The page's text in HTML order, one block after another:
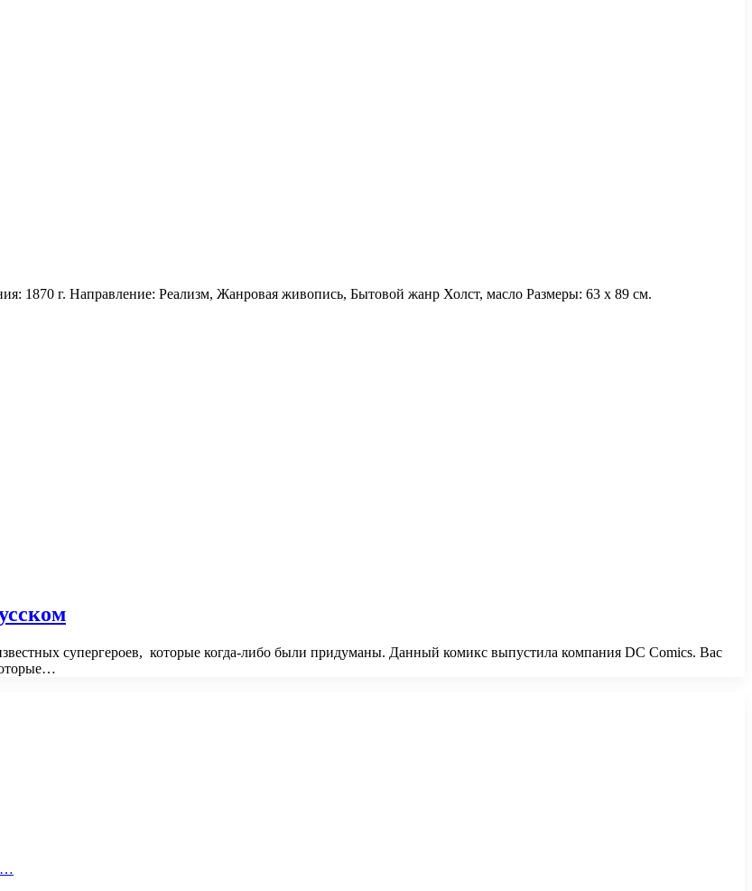
1870 г. Направление: Реализм, Жанровая живопись, Бытовой жанр Холст, масло Размеры: 63 х 89 см.
супергероев, которые когда-либо были придуманы. Данный комикс выпустила компания DC Comics. Вас